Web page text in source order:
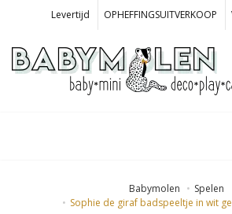
Levertijd OPHEFFINGSUITVERKOOP
Babymolen
Spelen
Sophie de giraf badspeeltje in wit